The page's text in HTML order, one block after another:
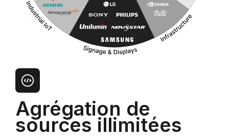
Agrégation de
sources illimitées